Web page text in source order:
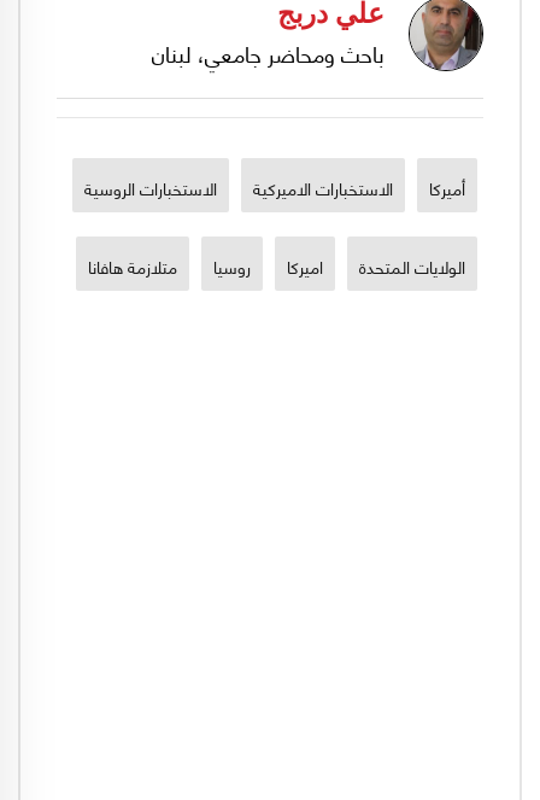
علي دربج
باحث ومحاضر جامعي، لبنان
أميركا الاستخبارات الاميركية الاستخبارات الروسية
الولايات المتحدة اميركا روسيا متلازمة هافانا